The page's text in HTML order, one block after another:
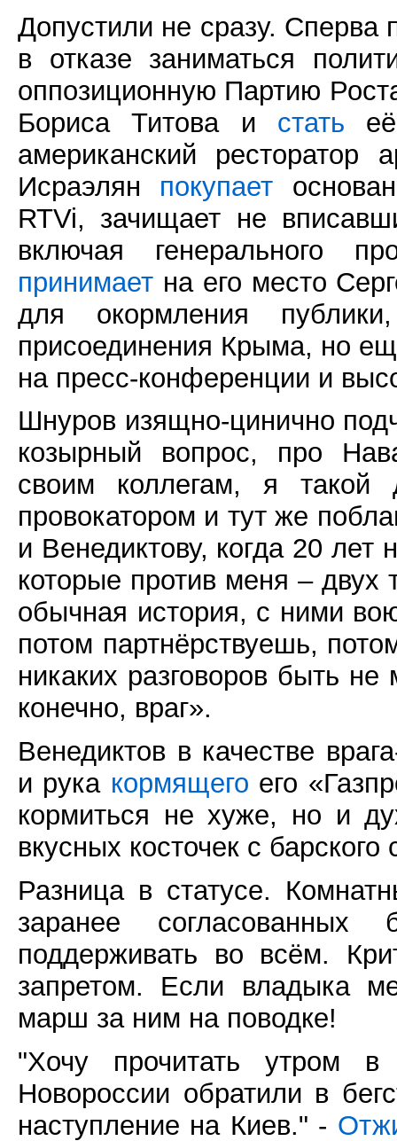
Допустили не сразу.
в отказе заниматься
оппозиционную Партию
Бориса Титова и стать
американский ресторатор
Исраэлян покупает
RTVi, зачищает не
включая генерального
принимает на его место
для окормления
присоединения Крыма, но
на пресс-конференции и
Шнуров изящно-цинично
козырный вопрос, про
своим коллегам, я такой
провокатором и тут же
и Венедиктову, когда 20
которые против меня – двух
обычная история, с ними
потом партнёрствуешь,
никаких разговоров быть
конечно, враг».
Венедиктов в качестве
и рука кормящего его
кормиться не хуже, но и
вкусных косточек с барского
Разница в статусе.
заранее
поддерживать во всём.
запретом. Если владыка
марш за ним на поводке!
"Хочу прочитать утром в
Новороссии обратили в
наступление на Киев." -